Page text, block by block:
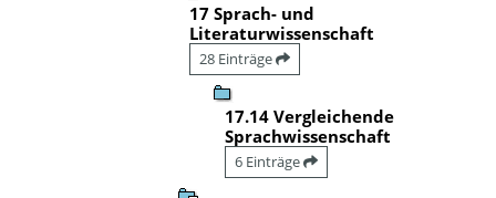
17 Sprach- und
Literaturwissenschaft
28 Einträge
17.14 Vergleichende
Sprachwissenschaft
6 Einträge